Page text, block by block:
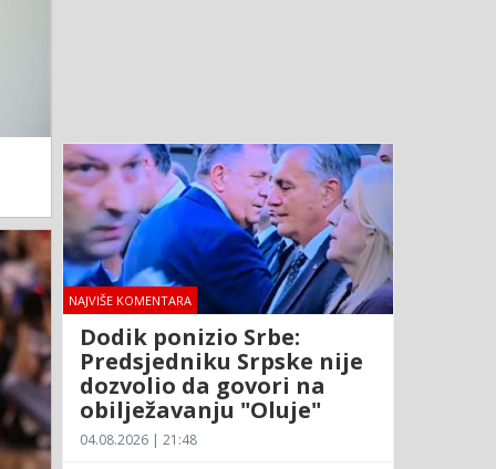
NAJVIŠE KOMENTARA
Dodik ponizio Srbe:
Predsjedniku Srpske nije
dozvolio da govori na
obilježavanju "Oluje"
04.08.2026 | 21:48